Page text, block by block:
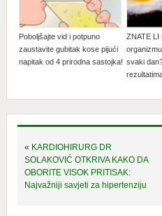
Poboljšajte vid i potpuno
zaustavite gubitak kose pijući
napitak od 4 prirodna sastojka!
ZNATE LI
svaki
« KARDIOHIRURG DR
SOLAKOVIĆ OTKRIVA KAKO DA
OBORITE VISOK PRITISAK:
Najvažniji savjeti za hipertenziju